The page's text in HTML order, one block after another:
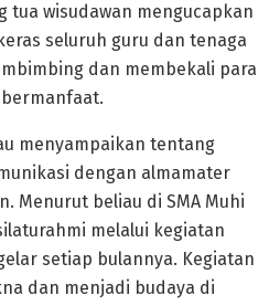
tua wisudawan mengucapkan
seluruh guru dan tenaga
dan membekali para
menyampaikan tentang
dengan almamater
Menurut beliau di SMA Muhi
melalui kegiatan
setiap bulannya. Kegiatan
dan menjadi budaya di